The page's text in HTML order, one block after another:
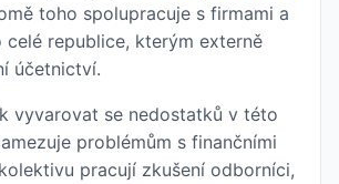
toho spolupracuje s firmami a
republice, kterým externě
účetnictví.
vyvarovat se nedostatků v této
problémům s finančními
pracují zkušení odborníci,